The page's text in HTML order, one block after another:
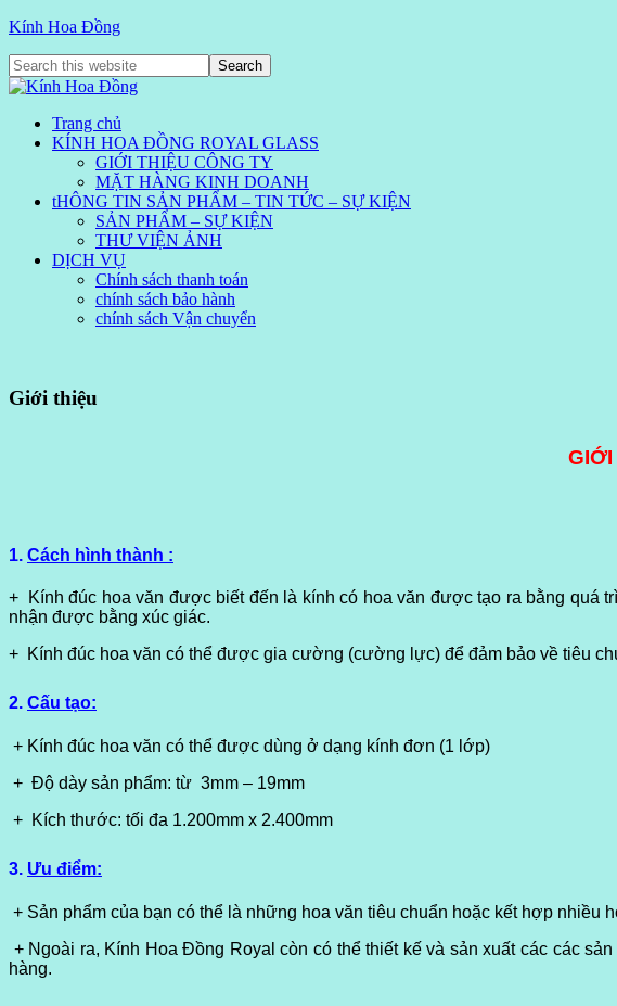
Kính Hoa Đồng
Trang chủ
KÍNH HOA ĐỒNG ROYAL GLASS
GIỚI THIỆU CÔNG TY
MẶT HÀNG KINH DOANH
tHÔNG TIN SẢN PHẨM – TIN TỨC – SỰ KIỆN
SẢN PHẨM – SỰ KIỆN
THƯ VIỆN ẢNH
DỊCH VỤ
Chính sách thanh toán
chính sách bảo hành
chính sách Vận chuyển
Giới thiệu
1. Cách hình thành :
+ Kính đúc hoa văn được biết đến là kính có hoa văn được tạo ra bằng quá
nhận được bằng xúc giác.
+ Kính đúc hoa văn có thể được gia cường (cường lực) để đảm bảo về tiêu
2. Cấu tạo:
+ Kính đúc hoa văn có thể được dùng ở dạng kính đơn (1 lớp)
+ Độ dày sản phẩm: từ 3mm – 19mm
+ Kích thước: tối đa 1.200mm x 2.400mm
3. Ưu điểm:
+ Sản phẩm của bạn có thể là những hoa văn tiêu chuẩn hoặc kết hợp nhiều
+ Ngoài ra, Kính Hoa Đồng Royal còn có thể thiết kế và sản xuất các các
hàng.